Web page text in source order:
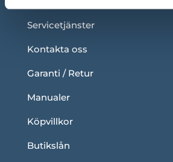
Servicetjänster
Kontakta oss
Garanti / Retur
Manualer
Köpvillkor
Butikslån